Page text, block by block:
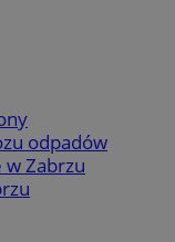
odpadów
w Zabrzu